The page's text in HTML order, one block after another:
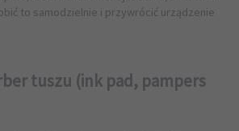
to samodzielnie i przywrócić urządzenie
tuszu (ink pad, pampers